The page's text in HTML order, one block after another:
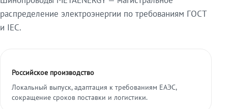
распределение электроэнергии по требованиям ГОСТ
и IEC.
Российское производство
Локальный выпуск, адаптация к требованиям ЕАЭС,
сокращение сроков поставки и логистики.